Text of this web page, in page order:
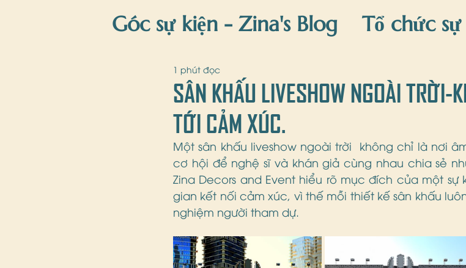
Góc sự kiện - Zina's Blog Tổ chức
Zina'Blog
giáng sinh Trang trí
SÂN KHẤU LIVESHOW NGOÀI TRỜI-
TỚI CẢM XÚC.
1 phút đọc
Một sân khấu liveshow ngoài trời  không chỉ là nơi
cơ hội để nghệ sĩ và khán giả cùng nhau chia sẻ
Zina Decors and Event hiểu rõ mục đích của một
gian kết nối cảm xúc, vì thế mỗi thiết kế sân khấu
nghiệm người tham dự.